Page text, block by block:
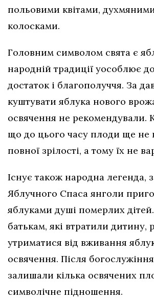
польовими квітами,
колосками.
Головним символом свята є
народній традиції уособлює
достаток і благополуччя. За
куштувати яблука нового
освячення не рекомендували.
що до цього часу плоди ще не
повної зрілості, а тому їх не
Існує також народна легенда,
Яблучного Спаса янголи
яблуками душі померлих
батькам, які втратили дитину,
утриматися від вживання
освячення. Після
залишали кілька освячених
символічне підношення.